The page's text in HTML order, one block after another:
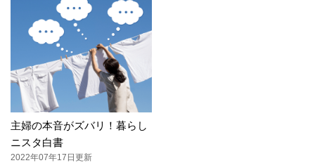
主婦の本音がズバリ！暮らし
ニスタ白書
2022年07年17日更新